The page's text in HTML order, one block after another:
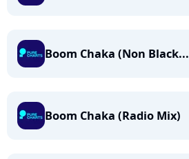
Boom Chaka (Non Black...
Boom Chaka (Radio Mix)